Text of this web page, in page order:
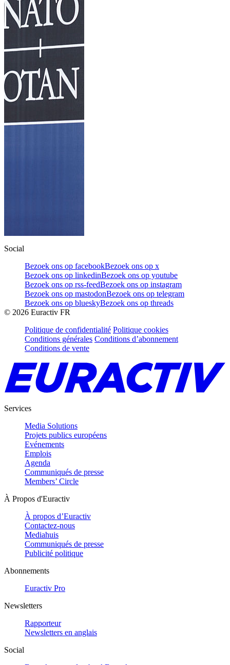
Social
Bezoek ons op facebookBezoek ons op x
Bezoek ons op linkedinBezoek ons op youtube
Bezoek ons op rss-feedBezoek ons op instagram
Bezoek ons op mastodonBezoek ons op telegram
Bezoek ons op blueskyBezoek ons op threads
© 2026 Euractiv FR
Politique de confidentialité Politique cookies
Conditions générales Conditions d’abonnement
Conditions de vente
Services
Media Solutions
Projets publics européens
Evénements
Emplois
Agenda
Communiqués de presse
Members’ Circle
À Propos d'Euractiv
À propos d’Euractiv
Contactez-nous
Mediahuis
Communiqués de presse
Publicité politique
Abonnements
Euractiv Pro
Newsletters
Rapporteur
Newsletters en anglais
Social